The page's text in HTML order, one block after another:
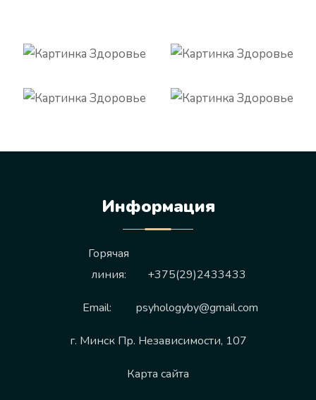
Информация
Горячая
линия:
+375(29)2433433
Email: psyhologyby@gmail.com
г. Минск Пр. Независимости, 107
Карта сайта